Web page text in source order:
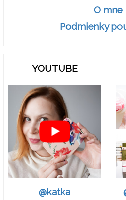
O mne
Podmienky
YOUTUBE
@katka